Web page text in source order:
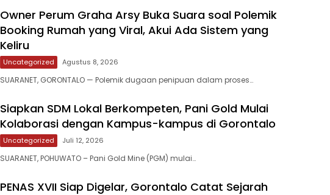
Owner Perum Graha Arsy Buka Suara soal Polemik
Booking Rumah yang Viral, Akui Ada Sistem yang
Keliru
Uncategorized Agustus 8, 2026
SUARANET, GORONTALO — Polemik dugaan penipuan dalam proses…
‎Siapkan SDM Lokal Berkompeten, Pani Gold Mulai
Kolaborasi dengan Kampus-kampus di Gorontalo
Uncategorized Juli 12, 2026
‎SUARANET, POHUWATO – Pani Gold Mine (PGM) mulai…
‎PENAS XVII Siap Digelar, Gorontalo Catat Sejarah